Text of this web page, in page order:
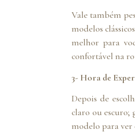
Vale também
modelos
melhor para
confortável na
3- Hora de
Depois de
claro ou escuro;
modelo para ver